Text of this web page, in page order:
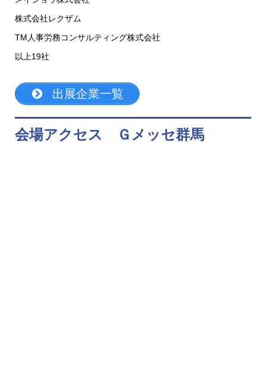
株式会社レクザム
TM人事労務コンサルティング株式会社
以上19社
出展企業一覧
会場アクセス Ｇメッセ群馬